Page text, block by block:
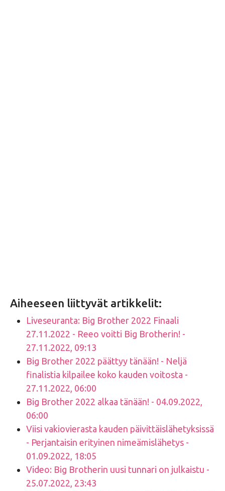
Aiheeseen liittyvät artikkelit:
Liveseuranta: Big Brother 2022 Finaali
27.11.2022 - Reeo voitti Big Brotherin! -
27.11.2022, 09:13
Big Brother 2022 päättyy tänään! - Neljä
finalistia kilpailee koko kauden voitosta -
27.11.2022, 06:00
Big Brother 2022 alkaa tänään! - 04.09.2022,
06:00
Viisi vakiovierasta kauden päivittäislähetyksissä
- Perjantaisin erityinen nimeämislähetys -
01.09.2022, 18:05
Video: Big Brotherin uusi tunnari on julkaistu -
25.07.2022, 23:43